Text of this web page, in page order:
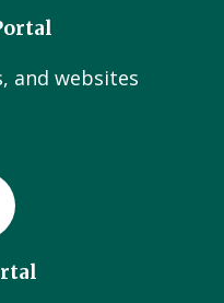
and websites